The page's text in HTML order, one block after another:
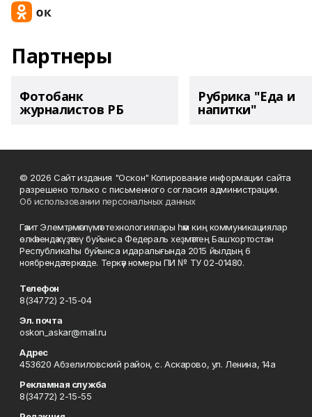
Партнеры
Фотобанк
журналистов РБ
Рубрика "Еда и
напитки"
© 2026 Сайт издания "Оскон" Копирование информации сайта
разрешено только с письменного согласия администрации.
Об использовании персональных данных
Гәзит Элемтә, мәғлүмәт технологиялары һәм киң коммуникациялар
өлкәһендә күҙәтеү буйынса Федераль хеҙмәттең Башҡортостан
Республикаһы буйынса идаралығында 2015 йылдың 6
ноябрендә теркәлде. Теркәү номеры ПИ № ТУ 02-01480.
Телефон
8(34772) 2-15-04
Эл. почта
oskon_askar@mail.ru
Адрес
453620 Абзелиловский район, с. Аскарово, ул. Ленина, 14а
Рекламная служба
8(34772) 2-15-55